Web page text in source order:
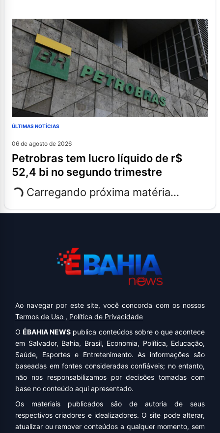
ÚLTIMAS NOTÍCIAS
06 de agosto de 2026
petrobras tem lucro líquido de r$
52,4 bi no segundo trimestre
Carregando próxima matéria...
Ao navegar por este site, você concorda com os nossos
Termos de Uso , Política de Privacidade
OÉBAHIA NEWS publica conteúdos sobre o que acontece
em Salvador, Bahia, Brasil, Economia, Política, Educação,
Saúde, Esportes e Entretenimento. As informações são
baseadas em fontes consideradas confiáveis; no entanto,
não nos responsabilizamos por decisões tomadas com
base no conteúdo aqui apresentado.
Os materiais publicados são de autoria de seus
respectivos criadores e idealizadores. O site pode alterar,
atualizar ou remover conteúdos a qualquer momento, sem